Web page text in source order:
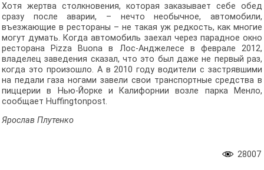
Хотя жертва столкновения, которая заказывает себе обед
сразу после аварии, – нечто необычное, автомобили,
въезжающие в рестораны – не такая уж редкость, как многие
могут думать. Когда автомобиль заехал через парадное окно
ресторана Pizza Buona в Лос-Анджелесе в феврале 2012,
владелец заведения сказал, что это был даже не первый раз,
когда это произошло. А в 2010 году водители с застрявшими
на педали газа ногами завели свои транспортные средства в
пиццерии в Нью-Йорке и Калифорнии возле парка Менло,
сообщает Huffingtonpost.
Ярослав Плутенко
28007